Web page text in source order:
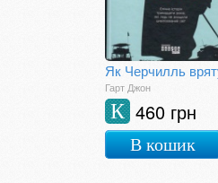
Гарт Джон
460 грн
К
В кошик